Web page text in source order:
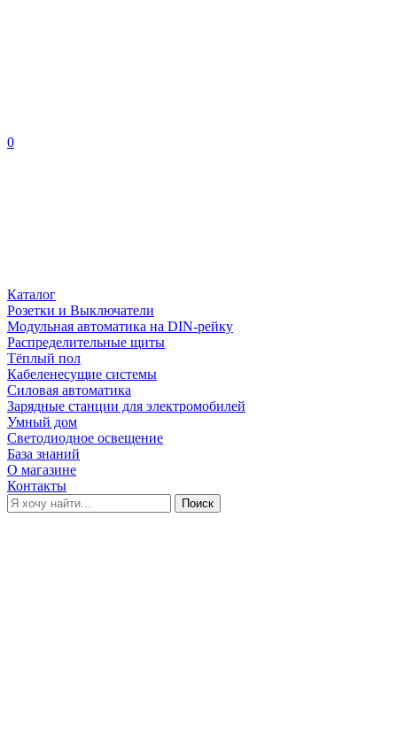
0
Каталог
Розетки и Выключатели
Модульная автоматика на DIN-рейку
Распределительные щиты
Тёплый пол
Кабеленесущие системы
Силовая автоматика
Зарядные станции для электромобилей
Умный дом
Светодиодное освещение
База знаний
О магазине
Контакты
Поиск